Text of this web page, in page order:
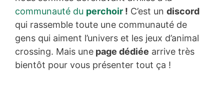
communauté du perchoir ! C’est un discord
qui rassemble toute une communauté de
gens qui aiment l’univers et les jeux d’animal
crossing. Mais une page dédiée arrive très
bientôt pour vous présenter tout ça !